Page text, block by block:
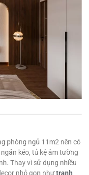
phòng ngủ 11m2 nên có
kéo, tủ kệ âm tường
Thay vì sử dụng nhiều
nhỏ gọn nhưtranh